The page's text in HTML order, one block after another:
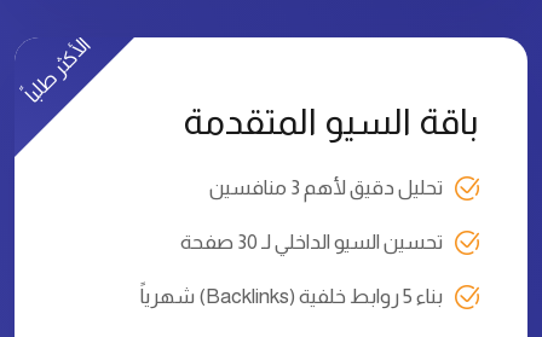
الأكثر طلباً
باقة السيو المتقدمة
تحليل دقيق لأهم 3 منافسين
تحسين السيو الداخلي لـ 30 صفحة
بناء 5 روابط خلفية (Backlinks) شهرياً